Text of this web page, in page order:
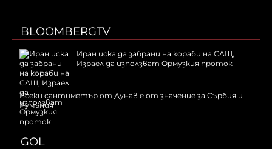
BLOOMBERGTV
Иран иска да забрани на кораби на САЩ,
Израел да използват Ормузкия проток
Всеки сантиметър от Дунав е от значение за Сърбия и
Румъния
GOL